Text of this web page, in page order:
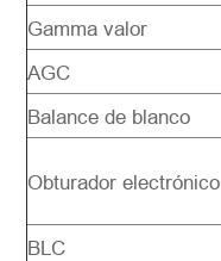
Gamma valor
AGC
Balance de blanco
Obturador electrónico
BLC